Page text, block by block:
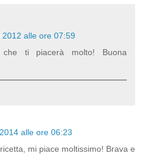
2012 alle ore 07:59
ti piacerà molto! Buona
alle ore 06:23
mi piace moltissimo! Brava e